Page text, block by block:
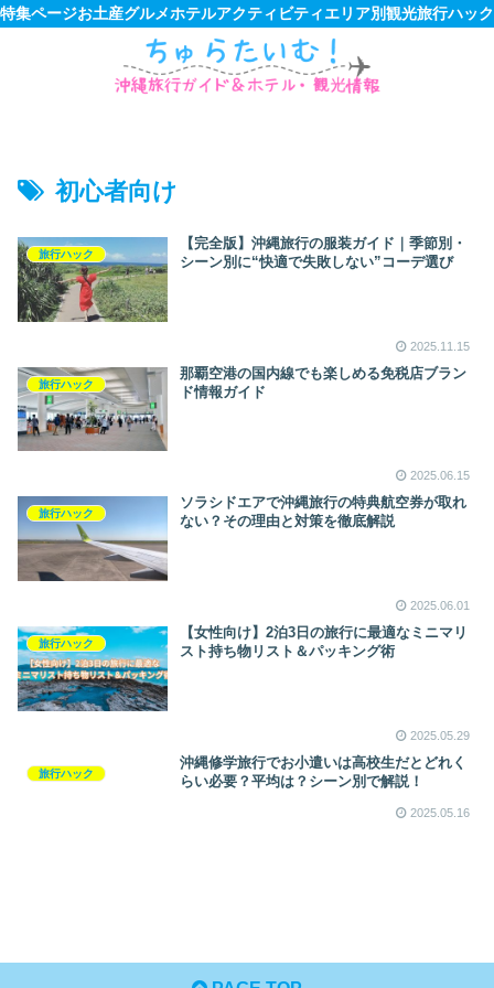
特集ページお土産グルメホテルアクティビティエリア別観光旅行ハック
初心者向け
旅行ハック
【完全版】沖縄旅行の服装ガイド｜季節別・
シーン別に“快適で失敗しない”コーデ選び
2025.11.15
旅行ハック
那覇空港の国内線でも楽しめる免税店ブラン
ド情報ガイド
2025.06.15
旅行ハック
ソラシドエアで沖縄旅行の特典航空券が取れ
ない？その理由と対策を徹底解説
2025.06.01
旅行ハック
【女性向け】2泊3日の旅行に最適なミニマリ
スト持ち物リスト＆パッキング術
2025.05.29
旅行ハック
沖縄修学旅行でお小遣いは高校生だとどれく
らい必要？平均は？シーン別で解説！
2025.05.16